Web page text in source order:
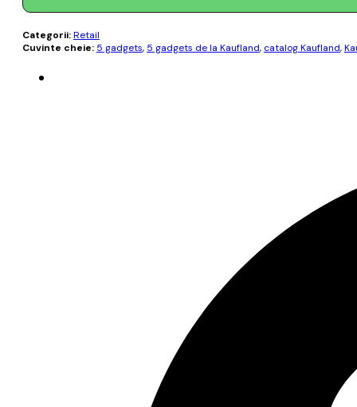
Categorii:Retail
Cuvinte cheie: 5 gadgets, 5 gadgets de la Kaufland, catalog Kaufland,